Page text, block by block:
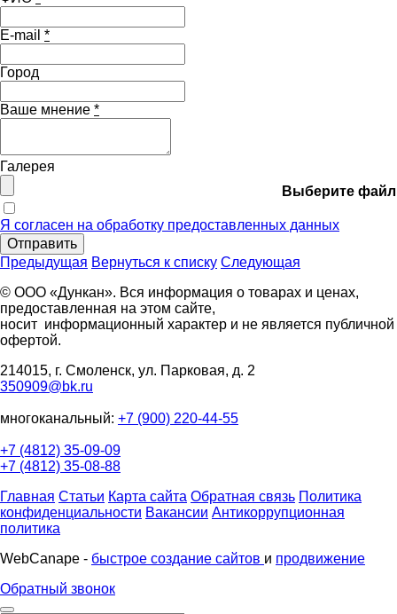
E-mail *
Город
Ваше мнение *
Галерея
Выберите файл
Я согласен на обработку предоставленных данных
Отправить
Предыдущая Вернуться к списку Следующая
© ООО «Дункан». Вся информация о товарах и ценах,
предоставленная на этом сайте,
носит информационный характер и не является публичной
офертой.
214015, г. Смоленск, ул. Парковая, д. 2
350909@bk.ru
многоканальный: +7 (900) 220-44-55
+7 (4812) 35-09-09
+7 (4812) 35-08-88
Главная Статьи Карта сайта Обратная связь Политика
конфиденциальности Вакансии Антикоррупционная
политика
WebCanape - быстрое создание сайтов и продвижение
Обратный звонок